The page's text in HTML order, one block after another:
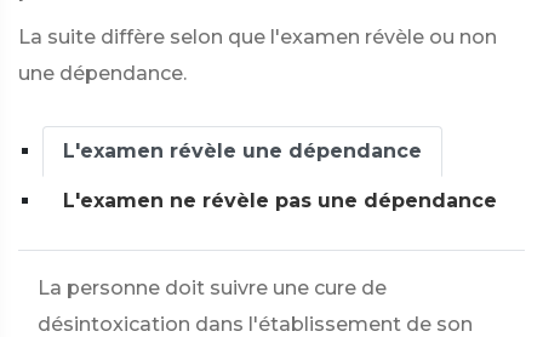
La suite diffère selon que l'examen révèle ou non
une dépendance.
L'examen révèle une dépendance
L'examen ne révèle pas une dépendance
La personne doit suivre une cure de
désintoxication dans l'établissement de son